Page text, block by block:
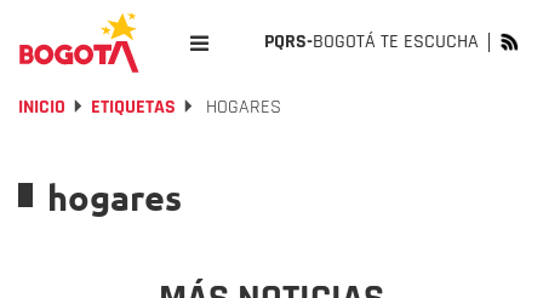
PQRS-BOGOTÁ TE ESCUCHA
INICIO ETIQUETAS HOGARES
hogares